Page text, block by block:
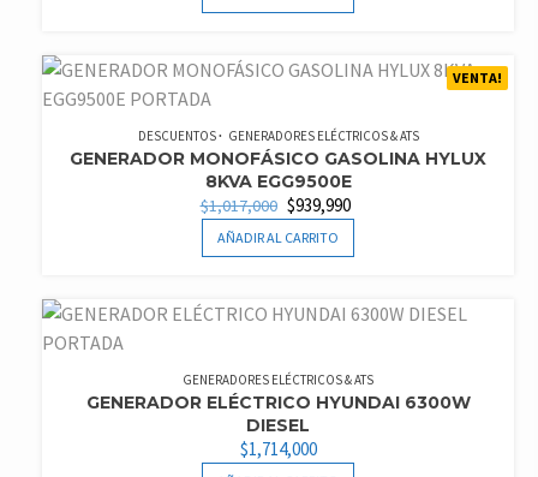
VENTA!
DESCUENTOS GENERADORES ELÉCTRICOS & ATS
GENERADOR MONOFÁSICO GASOLINA HYLUX
8KVA EGG9500E
$1,017,000 EL
PRECIO
ORIGINAL
$1,017,000.
$939,990
$939,990.
AÑADIR AL CARRITO
GENERADORES ELÉCTRICOS & ATS
GENERADOR ELÉCTRICO HYUNDAI 6300W
DIESEL
$1,714,000